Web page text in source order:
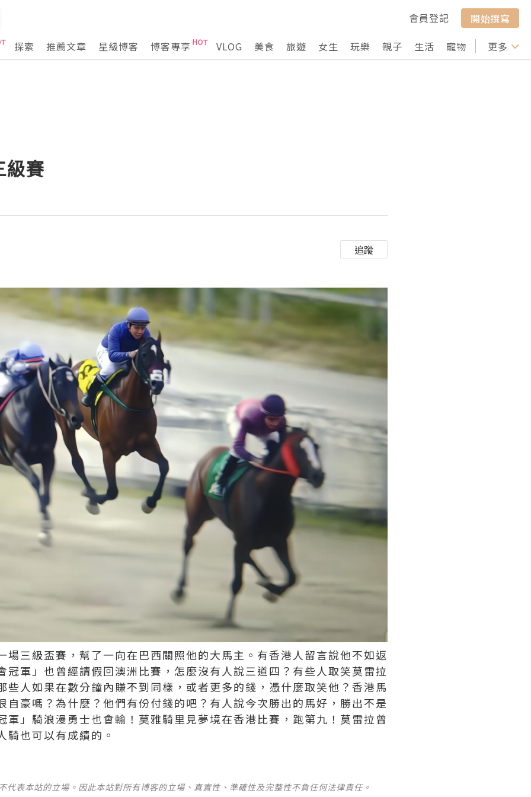
會員登記
開始撰寫
探索
推薦文章 星級博客 博客專享 VLOG 美食 旅遊 女生 玩樂 親子 生活 寵物 行山 打卡
更多
級賽
追蹤
場三級盃賽，幫了一向在巴西關照他的大馬主。有香港人留言說他不如返
冠軍」也曾經請假回澳洲比賽，怎麼沒有人說三道四？有些人取笑莫雷拉
些人如果在數分鐘內賺不到同樣，或者更多的錢，憑什麼取笑他？香港馬
自豪嗎？為什麼？他們有份付錢的吧？有人說今次勝出的馬好，勝出不是
軍」騎浪漫勇士也會輸！莫雅騎里見夢境在香港比賽，跑第九！莫雷拉曾
騎也可以有成績的。
代表本站的立場。因此本站對所有博客的立場、真實性、準確性及完整性不負任何法律責任。